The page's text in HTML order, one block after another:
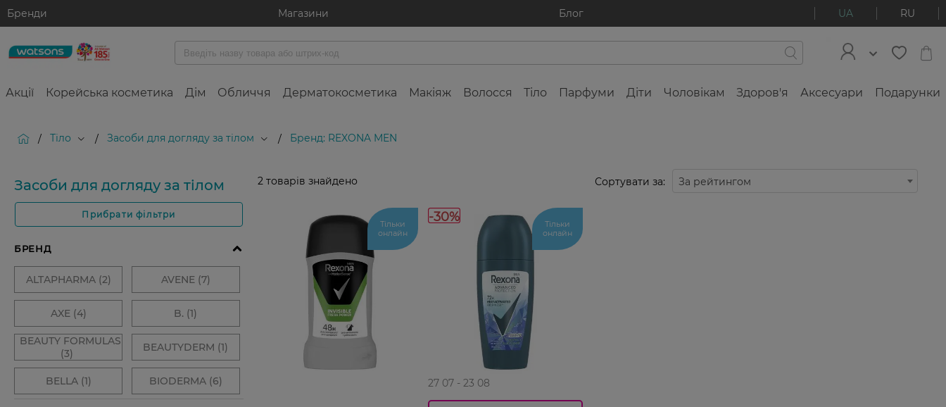
Бренди Магазини Блог UA RU
Акції Корейська косметика Дім Обличчя Дерматокосметика Макіяж Волосся Тіло Парфуми Діти Чоловікам Здоров'я Аксесуари Подарунки
/ Тіло / Засоби для догляду за тілом / Бренд: REXONA MEN
Засоби для догляду за тілом
Прибрати фільтри
2 товарів знайдено Сортувати за: За рейтингом
Тільки
онлайн
-30%
Тільки
онлайн
27 07 - 23 08